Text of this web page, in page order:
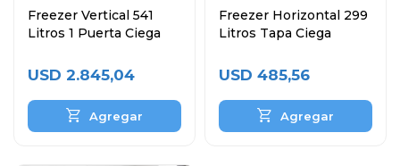
Freezer Vertical 541
Litros 1 Puerta Ciega
USD 2.845,04
Freezer Horizontal 299
Litros Tapa Ciega
USD 485,56